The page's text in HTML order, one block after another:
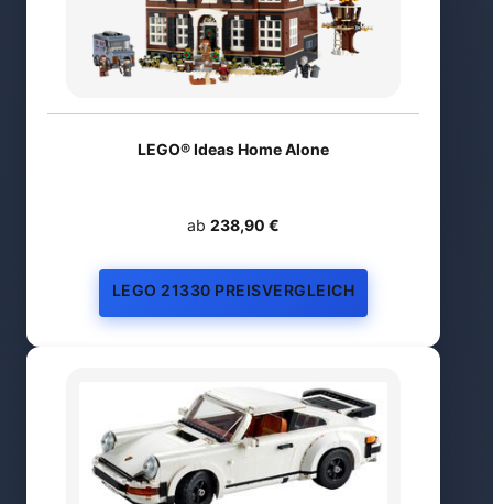
LEGO® Ideas Home Alone
ab 238,90 €
LEGO 21330 PREISVERGLEICH